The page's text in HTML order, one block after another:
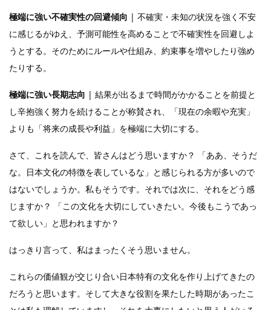
極端に強い不確実性の回避傾向 | 不確実・未知の状況を強く不安
に感じるがゆえ、予測可能性を高めることで不確実性を回避しよ
うとする。そのためにルールや仕組み、約束事を増やしたり強め
たりする。
極端に強い長期志向 | 結果が出るまで時間がかかることを前提と
し辛抱強く努力を続けることが称賛され、「現在の余暇や充実」
よりも「将来の成長や利益」を極端に大切にする。
さて、これを読んで、皆さんはどう思いますか？ 「ああ、そうだ
な。日本文化の特徴を表しているな」と感じられる方が多いので
はないでしょうか。私もそうです。それでは次に、それをどう感
じますか？ 「この文化を大切にしていきたい。今後もこうであっ
て欲しい」と思われますか？
はっきり言って、私はまったくそう思いません。
これらの価値観が交じり合い日本特有の文化を作り上げてきたの
だろうと思います。そして大きな役割を果たした時期があったこ